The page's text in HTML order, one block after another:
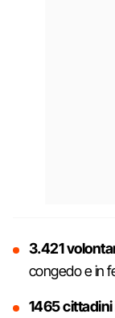
3.421
congedo e in
1465 cittadini